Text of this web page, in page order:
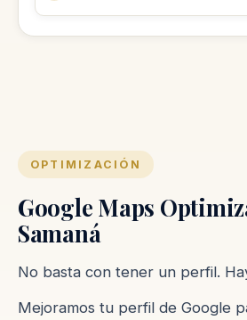
OPTIMIZACIÓN
Google Maps
Samaná
No basta con tener un perfil.
Mejoramos tu perfil de Google